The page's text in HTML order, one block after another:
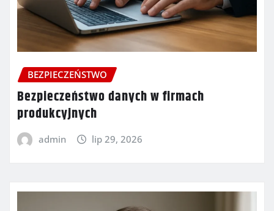
BEZPIECZEŃSTWO
Bezpieczeństwo danych w firmach
produkcyjnych
admin lip 29, 2026